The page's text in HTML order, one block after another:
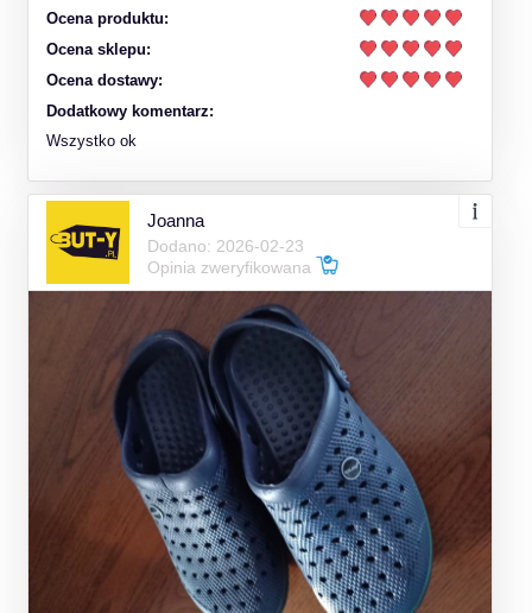
Ocena produktu:
Ocena sklepu:
Ocena dostawy:
Dodatkowy komentarz:
Wszystko ok
Joanna
Dodano: 2026-02-23
Opinia zweryfikowana